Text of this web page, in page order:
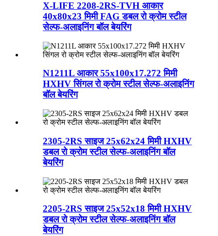
X-LIFE 2208-2RS-TVH आकार
40x80x23 मिमी FAG डबल रो क्रोम स्टील
सेल्फ-अलाइनिंग बॉल बेयरिंग
N1211L आकार 55x100x17.272 मिमी
HXHV सिंगल रो क्रोम स्टील सेल्फ-अलाइनिंग
बॉल बेयरिंग
2305-2RS साइज 25x62x24 मिमी HXHV
डबल रो क्रोम स्टील सेल्फ-अलाइनिंग बॉल
बेयरिंग
2205-2RS साइज 25x52x18 मिमी HXHV
डबल रो क्रोम स्टील सेल्फ-अलाइनिंग बॉल
बेयरिंग